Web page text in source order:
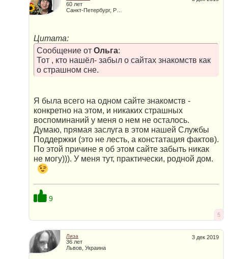
60 лет
Цитата:
Сообщение от Ольга:
Тот , кто нашёл- забыл о сайтах знакомств как
о страшном сне.
Я была всего на одном сайте знакомств -
конкретно на этом, и никаких страшных
воспоминаний у меня о нем не осталось.
Думаю, прямая заслуга в этом нашей Службы
Поддержки (это не лесть, а констатация фактов).
По этой причине я об этом сайте забыть никак
не могу))). У меня тут, практически, родной дом.
9
5
3 дек 2019
Лиза
36 лет
Львов, Украина